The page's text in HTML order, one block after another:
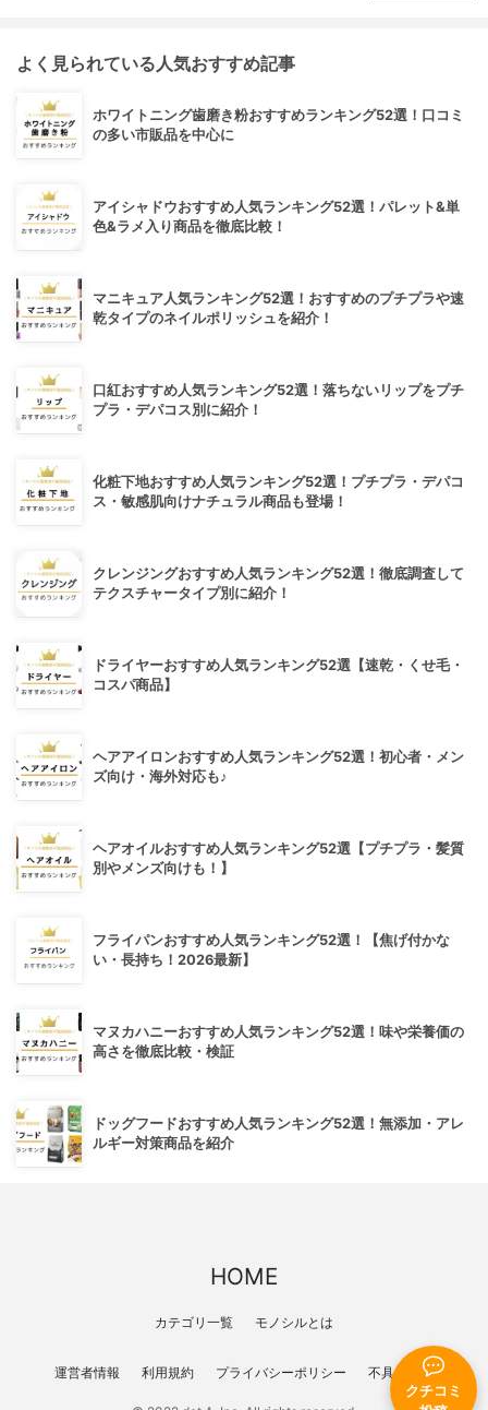
クチコミ
よく見られている人気おすすめ記事
ホワイトニング歯磨き粉おすすめランキング52選！口コミ
の多い市販品を中心に
アイシャドウおすすめ人気ランキング52選！パレット&単
色&ラメ入り商品を徹底比較！
マニキュア人気ランキング52選！おすすめのプチプラや速
乾タイプのネイルポリッシュを紹介！
口紅おすすめ人気ランキング52選！落ちないリップをプチ
プラ・デパコス別に紹介！
化粧下地おすすめ人気ランキング52選！プチプラ・デパコ
ス・敏感肌向けナチュラル商品も登場！
クレンジングおすすめ人気ランキング52選！徹底調査して
テクスチャータイプ別に紹介！
ドライヤーおすすめ人気ランキング52選【速乾・くせ毛・
コスパ商品】
ヘアアイロンおすすめ人気ランキング52選！初心者・メン
ズ向け・海外対応も♪
ヘアオイルおすすめ人気ランキング52選【プチプラ・髪質
別やメンズ向けも！】
フライパンおすすめ人気ランキング52選！【焦げ付かな
い・長持ち！2026最新】
マヌカハニーおすすめ人気ランキング52選！味や栄養価の
高さを徹底比較・検証
ドッグフードおすすめ人気ランキング52選！無添加・アレ
ルギー対策商品を紹介
HOME
カテゴリ一覧 モノシルとは
運営者情報 利用規約 プライバシーポリシー 不具合報告